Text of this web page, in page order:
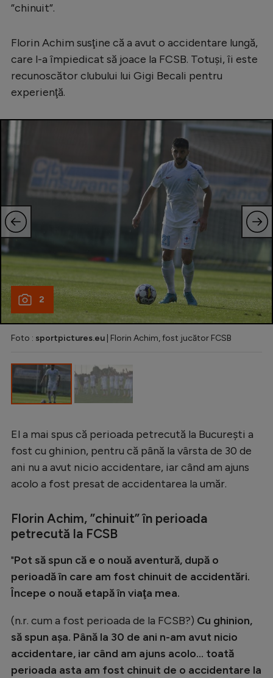
Gimnastică
Auto
JO 2024
JO 2026
Intră în cont
”chinuit”.
Florin Achim susţine că a avut o accidentare lungă,
care l-a împiedicat să joace la FCSB. Totuși, îi este
recunoscător clubului lui Gigi Becali pentru
experienţă.
2
Foto : sportpictures.eu | Florin Achim, fost jucător FCSB
El a mai spus că perioada petrecută la București a
fost cu ghinion, pentru că până la vârsta de 30 de
ani nu a avut nicio accidentare, iar când am ajuns
acolo a fost presat de accidentarea la umăr.
Florin Achim, ”chinuit” în perioada
petrecută la FCSB
"Pot să spun că e o nouă aventură, după o
perioadă în care am fost chinuit de accidentări.
Începe o nouă etapă în viaţa mea.
(n.r. cum a fost perioada de la FCSB?) Cu ghinion,
să spun aşa. Până la 30 de ani n-am avut nicio
accidentare, iar când am ajuns acolo... toată
perioada asta am fost chinuit de o accidentare la